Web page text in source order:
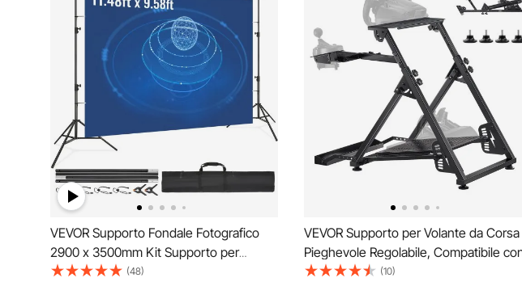
VEVOR Supporto Fondale Fotografico
2900 x 3500mm Kit Supporto per
Sfondo Fotografico Regolabile 6
(48)
VEVOR Supporto per Volante da Corsa
Pieghevole Regolabile, Compatibile
Logitech G923, G920, G29, G27,
(10)